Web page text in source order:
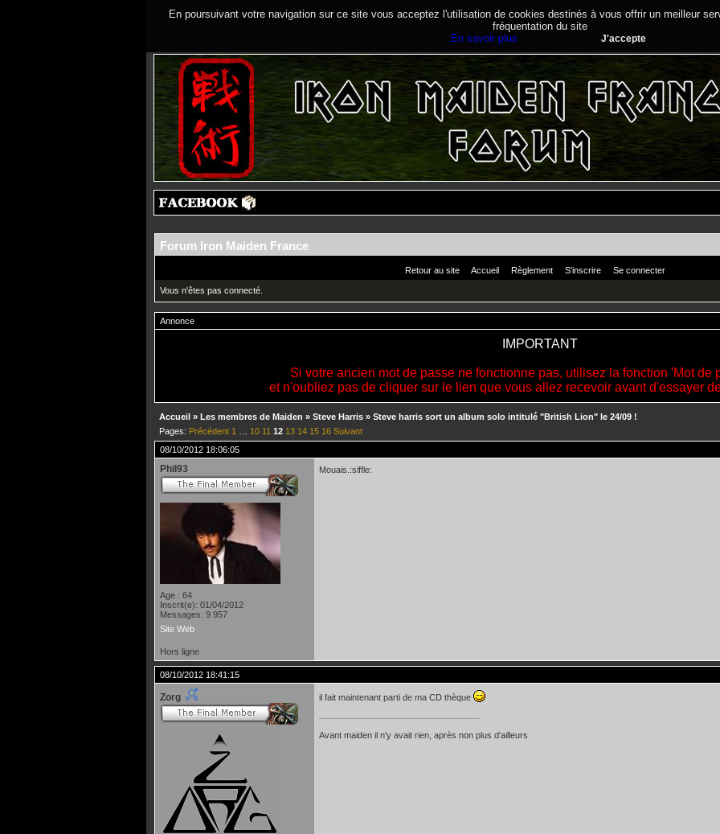
En poursuivant votre navigation sur ce site vous acceptez l'utilisation de cookies destinés à vous offrir un meilleur
fréquentation du site
En savoir plus
J'accepte
Forum Iron Maiden France
Retour au site Accueil Règlement S'inscrire Se connecter
Vous n'êtes pas connecté.
Annonce
IMPORTANT
Si votre ancien mot de passe ne fonctionne pas, utilisez la fonction 'Mot de
et n'oubliez pas de cliquer sur le lien que vous allez recevoir avant d'essayer
Accueil » Les membres de Maiden » Steve Harris » Steve harris sort un album solo intitulé "British Lion" le 24/09 !
Pages: Précédent 1 10 11 12 13 14 15 16 Suivant
08/10/2012 18:06:05
Phil93
Age : 64
Inscrit(e): 01/04/2012
Messages: 9 957
Site Web
Mouais.:siffle:
Hors ligne
08/10/2012 18:41:15
Zorg il fait maintenant parti de ma CD thèque
Avant maiden il n'y avait rien, après non plus d'ailleurs